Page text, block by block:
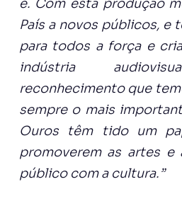
é. Com esta produção
País a novos públicos, e
para todos a força e
indústria
reconhecimento que
sempre o mais
Ouros têm tido um
promoverem as artes e
público com a cultura.”